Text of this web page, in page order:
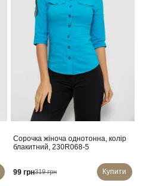
Сорочка жіноча однотонна, колір
блакитний, 230R068-5
99 грн319 грн Купити